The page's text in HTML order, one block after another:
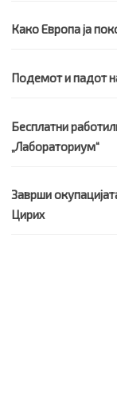
Како Европа ја
Подемот и падот
Бесплатни
„Лабораториум“
Заврши
Цирих